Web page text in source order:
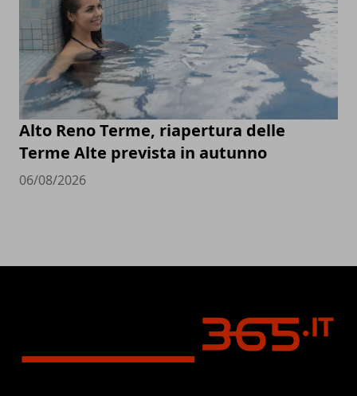
Alto Reno Terme, riapertura delle
Terme Alte prevista in autunno
06/08/2026